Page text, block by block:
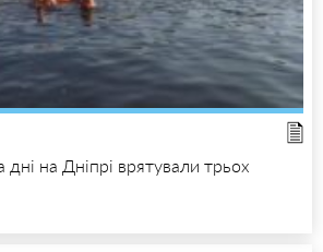
на Дніпрі врятували трьох